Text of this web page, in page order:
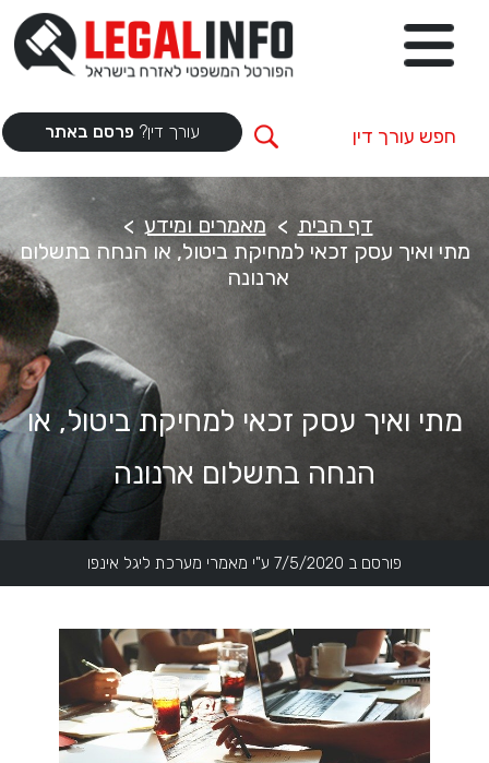
עורך דין? פרסם באתר
דף הבית
מאמרים ומידע
מתי ואיך עסק זכאי למחיקת ביטול, או הנחה בתשלום
ארנונה
מתי ואיך עסק זכאי למחיקת ביטול, או
הנחה בתשלום ארנונה
פורסם ב 7/5/2020 ע"י מאמרי מערכת ליגל אינפו